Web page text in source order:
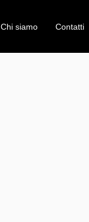
Chi siamo Contatti